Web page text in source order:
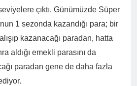
çıktı. Günümüzde Süper
1 sezonda kazandığı para; bir
kazanacağı paradan, hatta
aldığı emekli parasını da
paradan gene de daha fazla